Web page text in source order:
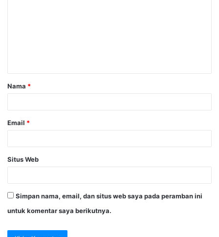
a
r
Nama *
Email *
Situs Web
Simpan nama, email, dan situs web saya pada peramban ini
untuk komentar saya berikutnya.